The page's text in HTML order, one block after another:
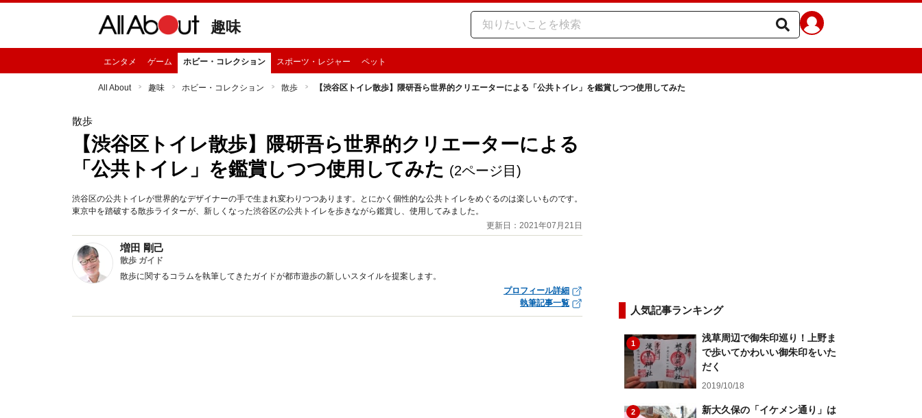
趣味
エンタメ ゲーム ホビー・コレクション スポーツ・レジャー ペット
All About 趣味 ホビー・コレクション 散歩 【渋谷区トイレ散歩】隈研吾ら世界的クリエーターによる「公共トイレ」を鑑賞しつつ使用してみた
散歩
【渋谷区トイレ散歩】隈研吾ら世界的クリエーターによる
「公共トイレ」を鑑賞しつつ使用してみた (2ページ目)
渋谷区の公共トイレが世界的なデザイナーの手で生まれ変わりつつあります。とにかく個性的な公共トイレをめぐるのは楽しいものです。
東京中を踏破する散歩ライターが、新しくなった渋谷区の公共トイレを歩きながら鑑賞し、使用してみました。
更新日：2021年07月21日
増田 剛己
散歩 ガイド
散歩に関するコラムを執筆してきたガイドが都市遊歩の新しいスタイルを提案します。
プロフィール詳細
執筆記事一覧
人気記事ランキング
1
浅草周辺で御朱印巡り！上野ま
で歩いてかわいい御朱印をいた
だく
2019/10/18
2
新大久保の「イケメン通り」は